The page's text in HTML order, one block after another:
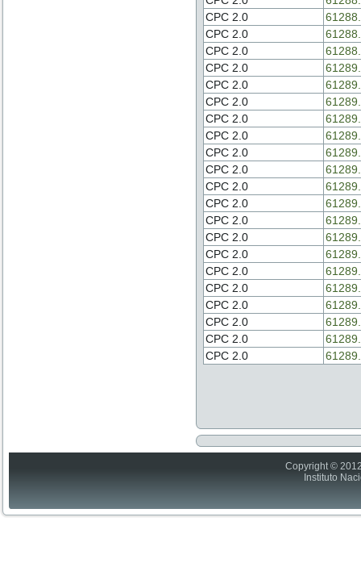
CPC 2.0
CPC 2.0
CPC 2.0
CPC 2.0
CPC 2.0
CPC 2.0
CPC 2.0
CPC 2.0
CPC 2.0
CPC 2.0
CPC 2.0
CPC 2.0
CPC 2.0
CPC 2.0
CPC 2.0
CPC 2.0
CPC 2.0
CPC 2.0
CPC 2.0
CPC 2.0
CPC 2.0
Copyright ©
Instituto